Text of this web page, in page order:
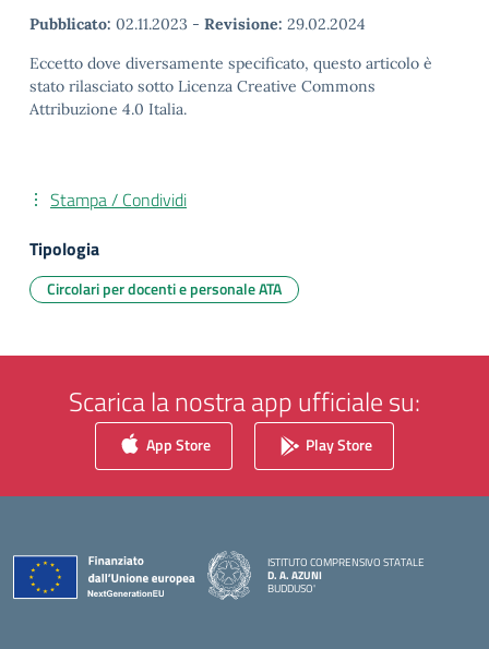
Pubblicato: 02.11.2023 - Revisione: 29.02.2024
Eccetto dove diversamente specificato, questo articolo è
stato rilasciato sotto Licenza Creative Commons
Attribuzione 4.0 Italia.
Stampa / Condividi
Tipologia
Circolari per docenti e personale ATA
Scarica la nostra app ufficiale su:
App Store Play Store
ISTITUTO COMPRENSIVO STATALE
D. A. AZUNI
BUDDUSO'